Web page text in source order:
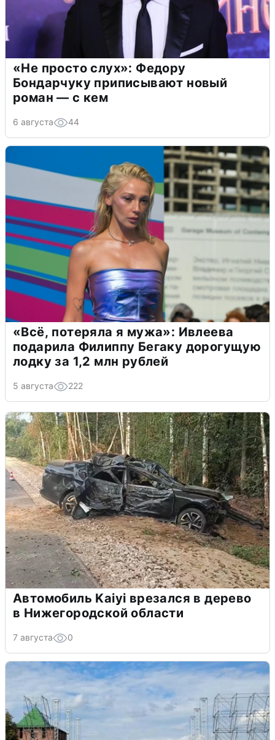
«Не просто слух»: Федору
Бондарчуку приписывают новый
роман — с кем
6 августа 44
«Всё, потеряла я мужа»: Ивлеева
подарила Филиппу Бегаку дорогущую
лодку за 1,2 млн рублей
5 августа 222
Автомобиль Kaiyi врезался в дерево
в Нижегородской области
7 августа 0